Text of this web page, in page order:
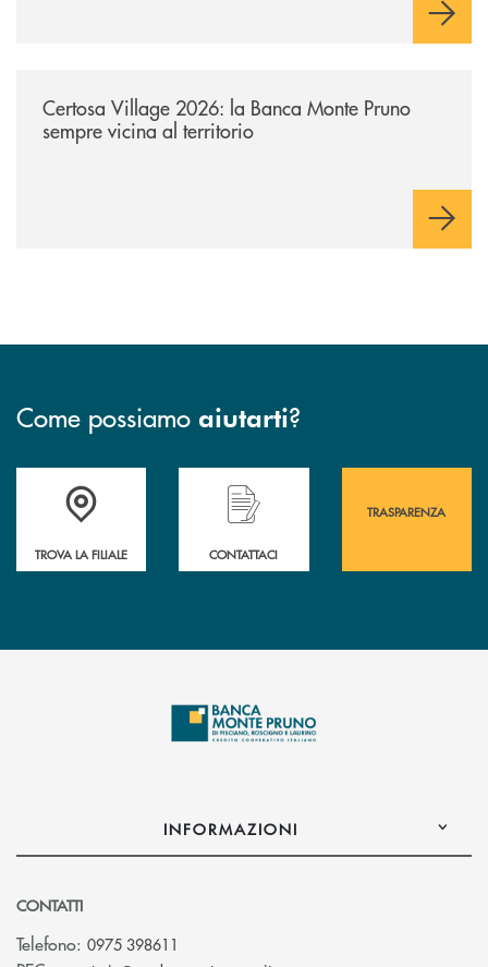
Certosa Village 2026: la Banca Monte Pruno
sempre vicina al territorio
Come possiamo aiutarti?
Accedi all' elenco completo&nbsp; delle&nbsp; filiali&nbsp; di Banca
TROVA LA FILIALE
Hai bisogno di assistenza immediata?
CONTATTACI
TRASPARENZA
INFORMAZIONI
CONTATTI
Telefono: 0975 398611